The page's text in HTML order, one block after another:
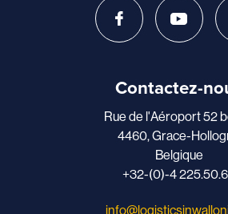
Contactez-
Rue de l'Aéroport 52
4460, Grace-
Belgique
+32-(0)-4